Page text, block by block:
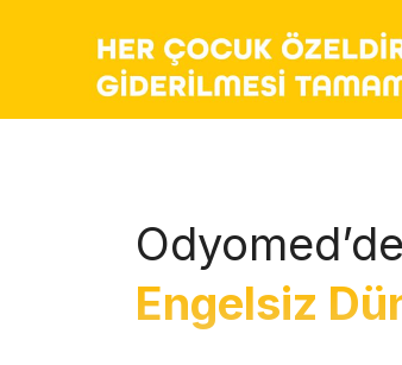
Engelsiz